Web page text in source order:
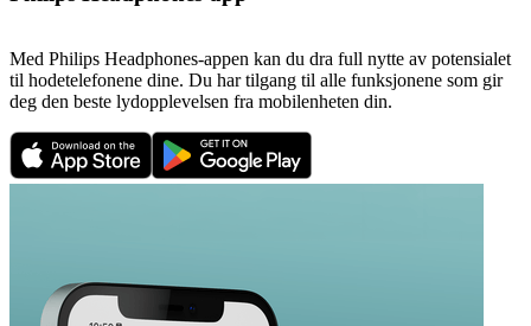
Med Philips Headphones-appen kan du dra full nytte av potensialet
til hodetelefonene dine. Du har tilgang til alle funksjonene som gir
deg den beste lydopplevelsen fra mobilenheten din.